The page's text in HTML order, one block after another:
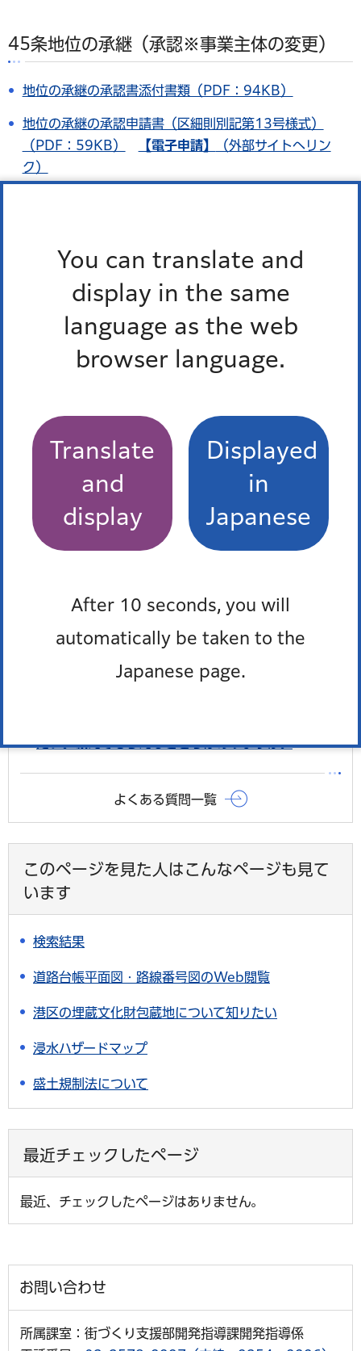
You can translate and
display in the same
language as the web
browser language.
Translate
and
display
Displayed
in
Japanese
After 10 seconds, you will
automatically be taken to the
Japanese page.
45条地位の承継（承認※事業主体の変更）
地位の承継の承認書添付書類（PDF：94KB）
地位の承継の承認申請書（区細則別記第13号様式）
（PDF：59KB）
【電子申請】
（外部サイトへリン
ク）
承継同意書（非様式）（PDF：22KB）
承継同意書（非様式）（ワード：28KB）
36条工事完了
開発行為に係る検査状況一覧（ワード：25KB）
工事完了届出書（省令様式第4号）（PDF：72KB）
【電子申請】（外部サイトへリンク）
工事完了届出書（省令様式第4号）（ワード：33KB）
特によくある質問
建物の新築や増築をする場合どのような手続きが必
たい。教えてもらえるところはありますか。
よくある質問一覧
このページを見た人はこんなページも見て
います
検索結果
道路台帳平面図・路線番号図のWeb閲覧
港区の埋蔵文化財包蔵地について知りたい
浸水ハザードマップ
盛土規制法について
最近チェックしたページ
最近、チェックしたページはありません。
お問い合わせ
所属課室：街づくり支援部開発指導課開発指導係